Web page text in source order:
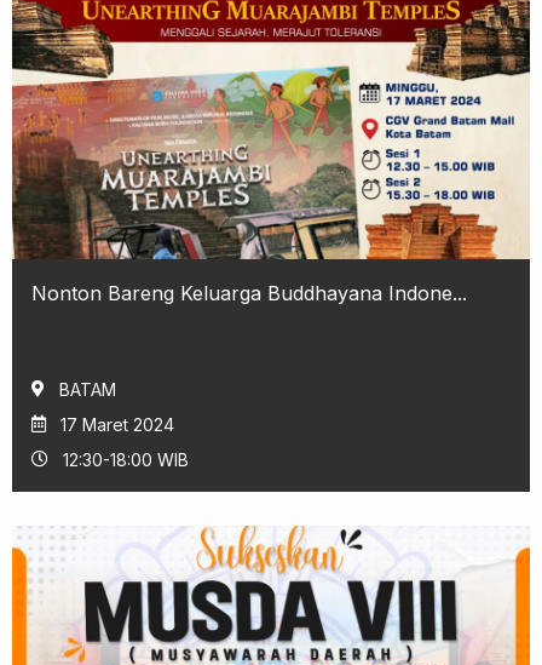
Nonton Bareng Keluarga Buddhayana Indone...
BATAM
17 Maret 2024
12:30-18:00 WIB